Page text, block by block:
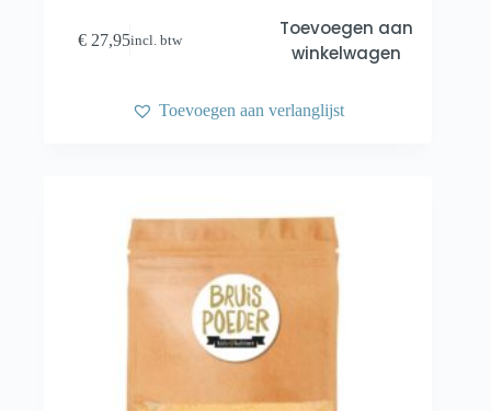
€ 27,95incl. btw
Toevoegen aan
winkelwagen
Toevoegen aan verlanglijst